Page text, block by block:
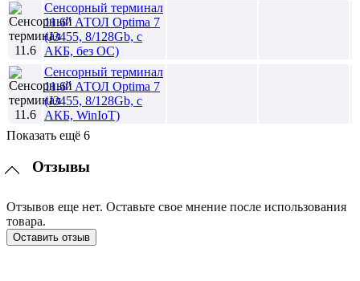
Сенсорный терминал
11.6" АТОЛ Optima 7
(J3455, 8/128Gb, с
АКБ, без ОС)
Сенсорный терминал
11.6" АТОЛ Optima 7
(J3455, 8/128Gb, с
АКБ, WinIoT)
Показать ещё 6
Отзывы
Отзывов еще нет. Оставьте свое мнение после использования
товара.
Оставить отзыв